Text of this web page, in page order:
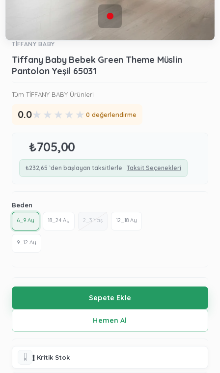
TİFFANY BABY
Tiffany Baby Bebek Green Theme Müslin
Pantolon Yeşil 65031
Tüm TİFFANY BABY Ürünleri
0.0★ ★ ★ ★ ★ 0 değerlendirme
₺705,00
₺232,65 `den başlayan taksitlerle Taksit Seçenekleri
Beden
6_9 Ay 18_24 Ay 2_3 Yaş 12_18 Ay
9_12 Ay
Kritik Stok